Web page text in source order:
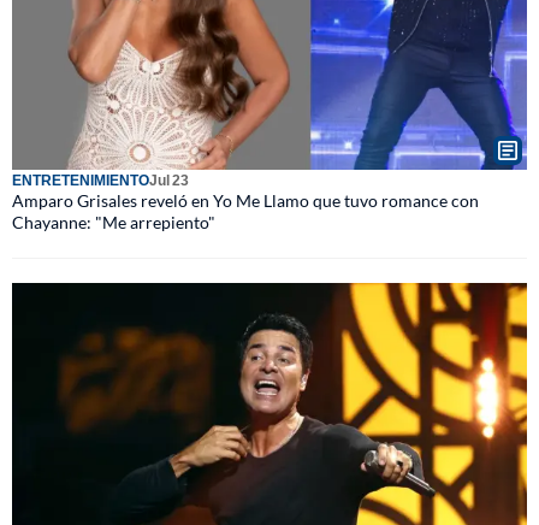
ENTRETENIMIENTOJul 23
Amparo Grisales reveló en Yo Me Llamo que tuvo romance con
Chayanne: "Me arrepiento"